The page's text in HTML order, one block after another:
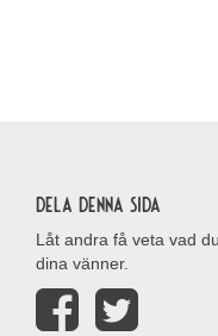
Dela denna sida
Låt andra få veta vad
dina vänner.